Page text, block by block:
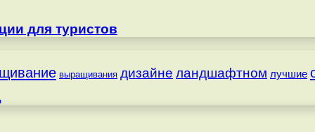
для туристов
выращивания дизайне ландшафтном лучшие